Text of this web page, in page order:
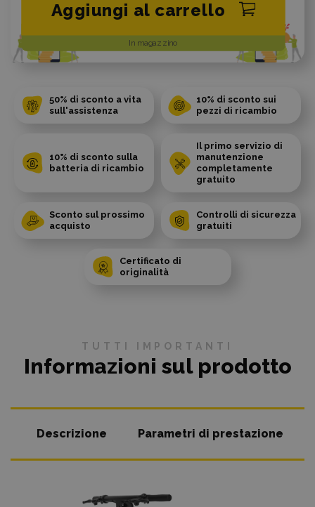
In magazzino
Aggiungi al carrello
50% di sconto a vita
sull'assistenza
10% di sconto sui
pezzi di ricambio
10% di sconto sulla
batteria di ricambio
Il primo servizio di
manutenzione
completamente
gratuito
Sconto sul prossimo
acquisto
Controlli di sicurezza
gratuiti
Certificato di
originalità
TUTTI IMPORTANTI
Informazioni sul prodotto
Descrizione Parametri di prestazione